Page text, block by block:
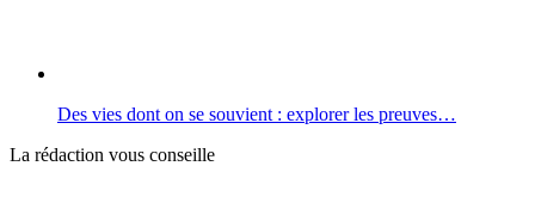
Des vies dont on se souvient : explorer les preuves…
La rédaction vous conseille